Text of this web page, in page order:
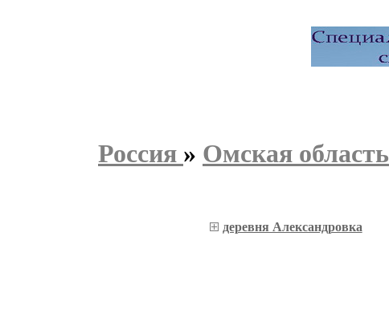
Россия » Омская область
деревня Александровка